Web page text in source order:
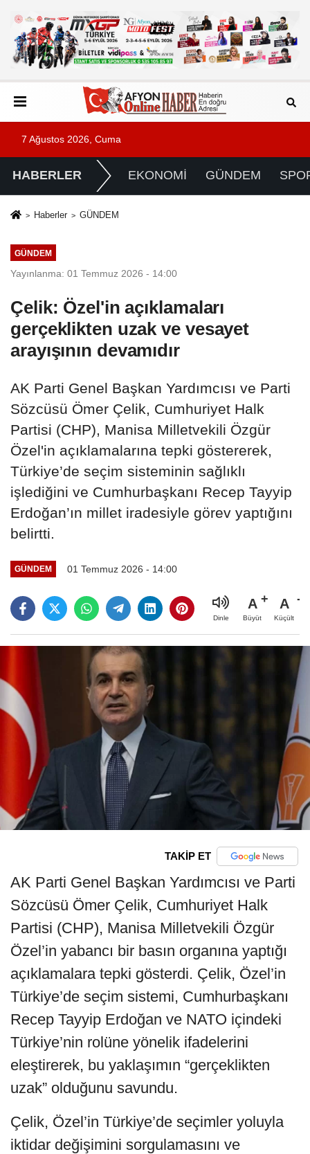
7 Ağustos 2026, Cuma
HABERLER EKONOMİ GÜNDEM
Haberler GÜNDEM
GÜNDEM
Yayınlanma: 01 Temmuz 2026 - 14:00
Çelik: Özel'in açıklamaları
gerçeklikten uzak ve vesayet
arayışının devamıdır
AK Parti Genel Başkan Yardımcısı ve Parti
Sözcüsü Ömer Çelik, Cumhuriyet Halk
Partisi (CHP), Manisa Milletvekili Özgür
Özel'in açıklamalarına tepki göstererek,
Türkiye’de seçim sisteminin sağlıklı
işlediğini ve Cumhurbaşkanı Recep Tayyip
Erdoğan’ın millet iradesiyle görev yaptığını
belirtti.
GÜNDEM 01 Temmuz 2026 - 14:00
Dinle
A
Büyüt
A
Küçült
TAKİP ET
AK Parti Genel Başkan Yardımcısı ve Parti
Sözcüsü Ömer Çelik, Cumhuriyet Halk
Partisi (CHP), Manisa Milletvekili Özgür
Özel’in yabancı bir basın organına yaptığı
açıklamalara tepki gösterdi. Çelik, Özel’in
Türkiye’de seçim sistemi, Cumhurbaşkanı
Recep Tayyip Erdoğan ve NATO içindeki
Türkiye’nin rolüne yönelik ifadelerini
eleştirerek, bu yaklaşımın “gerçeklikten
uzak” olduğunu savundu.
Çelik, Özel’in Türkiye’de seçimler yoluyla
iktidar değişimini sorgulamasını ve